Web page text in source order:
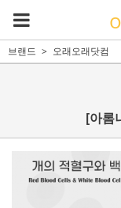
브랜드 오래오래닷컴
[아롬